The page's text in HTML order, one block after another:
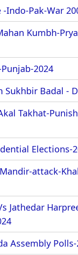
-Indo-Pak-War
Kumbh-
2024
Sukhbir Badal -
Takhat-
Elections-
attack-
Jathedar
Assembly